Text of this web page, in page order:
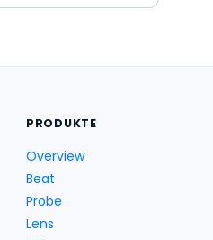
PRODUKTE
Overview
Beat
Probe
Lens